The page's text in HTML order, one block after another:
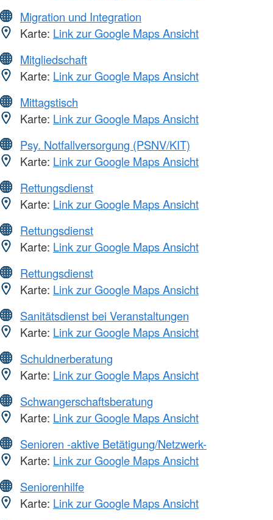
Migration und Integration
Karte: Link zur Google Maps Ansicht
Mitgliedschaft
Karte: Link zur Google Maps Ansicht
Mittagstisch
Karte: Link zur Google Maps Ansicht
Psy. Notfallversorgung (PSNV/KIT)
Karte: Link zur Google Maps Ansicht
Rettungsdienst
Karte: Link zur Google Maps Ansicht
Rettungsdienst
Karte: Link zur Google Maps Ansicht
Rettungsdienst
Karte: Link zur Google Maps Ansicht
Sanitätsdienst bei Veranstaltungen
Karte: Link zur Google Maps Ansicht
Schuldnerberatung
Karte: Link zur Google Maps Ansicht
Schwangerschaftsberatung
Karte: Link zur Google Maps Ansicht
Senioren -aktive Betätigung/Netzwerk-
Karte: Link zur Google Maps Ansicht
Seniorenhilfe
Karte: Link zur Google Maps Ansicht